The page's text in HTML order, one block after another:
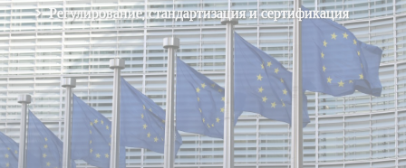
Регулирование, стандартизация и сертификация